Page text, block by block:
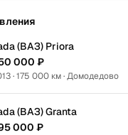
(ВАЗ) Priora
000 ₽
· 175 000 км · Домодедово
(ВАЗ) Granta
000 ₽